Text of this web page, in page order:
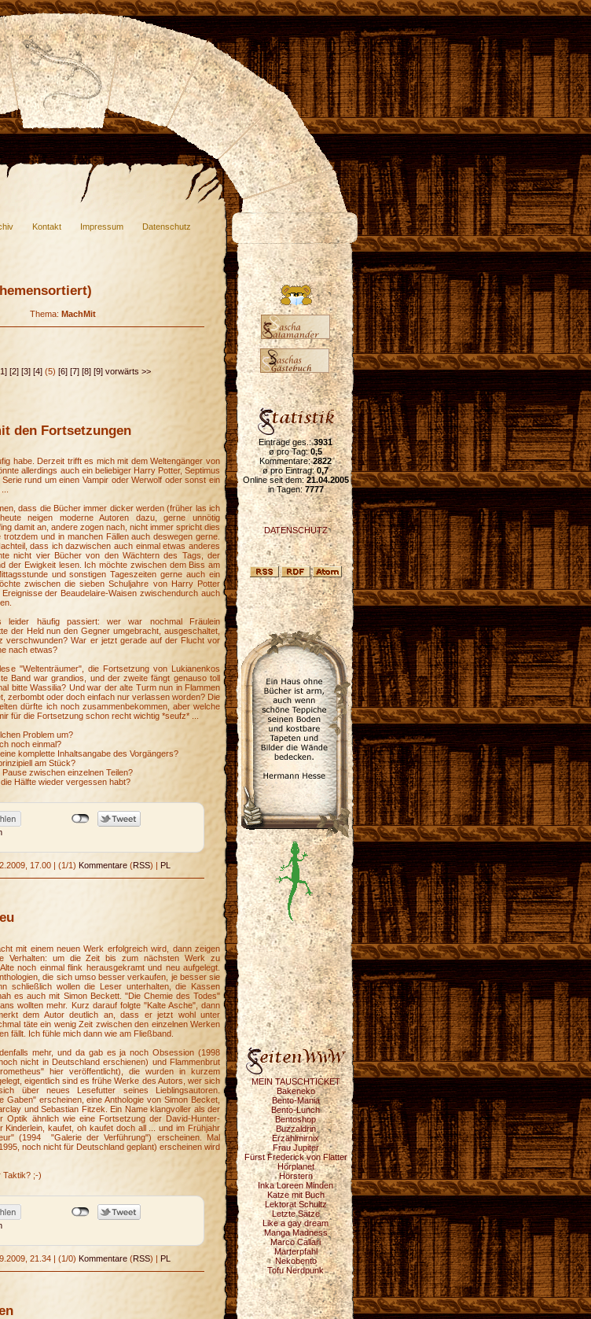
Kontakt Impressum Datenschutz
Thema: MachMit
[2] [3] [4] (5) [6] [7] [8] [9] vorwärts >>
den Fortsetzungen
habe. Derzeit trifft es mich mit dem Weltengänger von
allerdings auch ein beliebiger Harry Potter, Septimus
rund um einen Vampir oder Werwolf oder sonst ein
dass die Bücher immer dicker werden (früher las ich
neigen moderne Autoren dazu, gerne unnötig
damit an, andere zogen nach, nicht immer spricht dies
und in manchen Fällen auch deswegen gerne.
dass ich dazwischen auch einmal etwas anderes
nicht vier Bücher von den Wächtern des Tags, der
der Ewigkeit lesen. Ich möchte zwischen dem Biss am
und sonstigen Tageszeiten gerne auch ein
zwischen die sieben Schuljahre von Harry Potter
der Beaudelaire-Waisen zwischendurch auch
häufig passiert: wer war nochmal Fräulein
der Held nun den Gegner umgebracht, ausgeschaltet,
verschwunden? War er jetzt gerade auf der Flucht vor
nach etwas?
"Weltenträumer", die Fortsetzung von Lukianenkos
Band war grandios, und der zweite fängt genauso toll
bitte Wassilia? Und war der alte Turm nun in Flammen
zerbombt oder doch einfach nur verlassen worden? Die
dürfte ich noch zusammenbekommen, aber welche
für die Fortsetzung schon recht wichtig *seufz* ...
Problem um?
noch einmal?
komplette Inhaltsangabe des Vorgängers?
am Stück?
Pause zwischen einzelnen Teilen?
Hälfte wieder vergessen habt?
17.00 (1/1) Kommentare (RSS) | PL
mit einem neuen Werk erfolgreich wird, dann zeigen
Verhalten: um die Zeit bis zum nächsten Werk zu
noch einmal flink herausgekramt und neu aufgelegt.
die sich umso besser verkaufen, je besser sie
schließlich wollen die Leser unterhalten, die Kassen
es auch mit Simon Beckett. "Die Chemie des Todes"
wollten mehr. Kurz darauf folgte "Kalte Asche", dann
dem Autor deutlich an, dass er jetzt wohl unter
täte ein wenig Zeit zwischen den einzelnen Werken
fällt. Ich fühle mich dann wie am Fließband.
mehr, und da gab es ja noch Obsession (1998
nicht in Deutschland erschienen) und Flammenbrut
hier veröffentlicht), die wurden in kurzem
eigentlich sind es frühe Werke des Autors, wer sich
über neues Lesefutter seines Lieblingsautoren.
Gaben" erscheinen, eine Anthologie von Simon Becket,
und Sebastian Fitzek. Ein Name klangvoller als der
Optik ähnlich wie eine Fortsetzung der David-Hunter-
Kinderlein, kaufet, oh kaufet doch all ... und im Frühjahr
(1994 "Galerie der Verführung") erscheinen. Mal
noch nicht für Deutschland geplant) erscheinen wird
Taktik? ;-)
21.34 | (1/0) Kommentare (RSS) | PL
Einträge ges.:3931
ø pro Tag:0,5
Kommentare:2822
ø pro Eintrag:0,7
Online seit dem:21.04.2005
in Tagen:7777
DATENSCHUTZ
MEIN TAUSCHTICKET
Bakeneko
Bento-Mania
Bento-Lunch
Bentoshop
Buzzaldrin
Erzählmirnix
Frau Jupiter
Fürst Frederick von Flatter
Hörplanet
Hörstern
Inka Loreen Minden
Katze mit Buch
Lektorat Schultz
Letzte Sätze
Like a gay dream
Manga Madness
Marco Callari
Marterpfahl
Nekobento
Tofu Nerdpunk